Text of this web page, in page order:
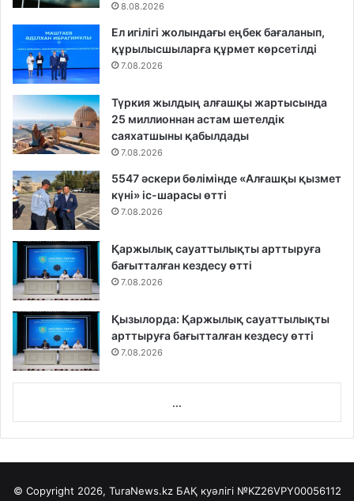
8.08.2026
Ел игілігі жолындағы еңбек бағаланып,
құрылысшыларға құрмет көрсетілді
7.08.2026
Түркия жылдың алғашқы жартысында
25 миллионнан астам шетелдік
саяхатшыны қабылдады
7.08.2026
5547 әскери бөлімінде «Алғашқы қызмет
күні» іс-шарасы өтті
7.08.2026
Қаржылық сауаттылықты арттыруға
бағытталған кездесу өтті
7.08.2026
Қызылорда: Қаржылық сауаттылықты
арттыруға бағытталған кездесу өтті
7.08.2026
...
© Copyright 2026, TuraNews.kz БАҚ куәлігі №KZ26VPY00056112